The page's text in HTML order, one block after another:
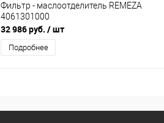
Фильтр - маслоотделитель REMEZA
4061301000
32 986 руб. / шт
Подробнее